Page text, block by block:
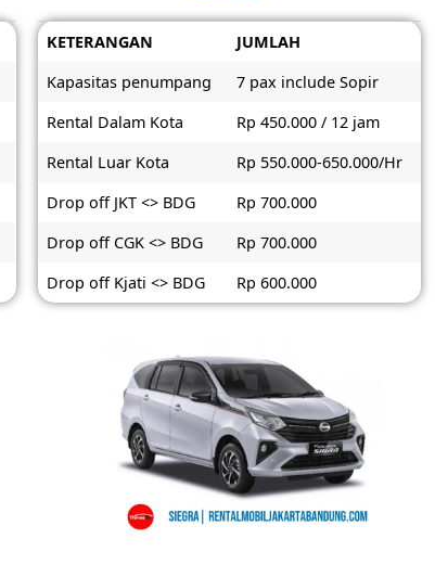
KETERANGAN
JUMLAH
Kapasitas penumpang
7 pax include Sopir
Rental Dalam Kota
Rp 450.000 / 12 jam
Rental Luar Kota
Rp 550.000-650.000/Hr
Drop off JKT <> BDG
Rp 700.000
Drop off CGK <> BDG
Rp 700.000
Drop off Kjati <> BDG
Rp 600.000